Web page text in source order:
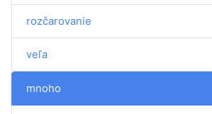
rozčarovanie
veľa
mnoho